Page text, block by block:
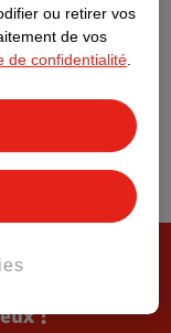
!
ou retirer vos
de vos
de confidentialité